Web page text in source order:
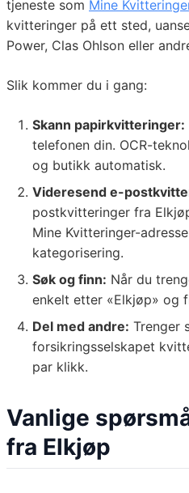
tjeneste som Mine
kvitteringer på ett sted,
Power, Clas Ohlson eller
Slik kommer du i gang:
Skann papirkvitteringer:
telefonen din. OCR-
og butikk automatisk.
Videresend e-
postkvitteringer fra
Mine Kvitteringer-
kategorisering.
Søk og finn: Når du
enkelt etter «Elkjøp» og
Del med andre: Trenger
forsikringsselskapet
par klikk.
Vanlige
fra Elkjøp